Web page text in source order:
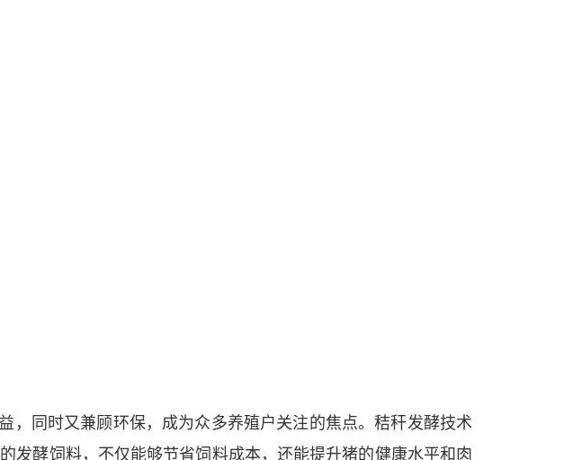
，同时又兼顾环保，成为众多养殖户关注的焦点。秸秆发酵技术
发酵饲料，不仅能够节省饲料成本，还能提升猪的健康水平和肉